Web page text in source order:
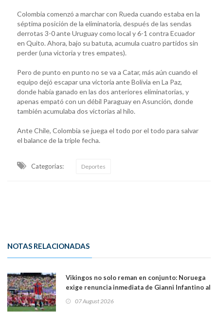
Colombia comenzó a marchar con Rueda cuando estaba en la
séptima posición de la eliminatoria, después de las sendas
derrotas 3-0 ante Uruguay como local y 6-1 contra Ecuador
en Quito. Ahora, bajo su batuta, acumula cuatro partidos sin
perder (una victoria y tres empates).
Pero de punto en punto no se va a Catar, más aún cuando el
equipo dejó escapar una victoria ante Bolivia en La Paz,
donde había ganado en las dos anteriores eliminatorias, y
apenas empató con un débil Paraguay en Asunción, donde
también acumulaba dos victorias al hilo.
Ante Chile, Colombia se juega el todo por el todo para salvar
el balance de la triple fecha.
Categorias: Deportes
NOTAS RELACIONADAS
Vikingos no solo reman en conjunto: Noruega
exige renuncia inmediata de Gianni Infantino al
07 August 2026